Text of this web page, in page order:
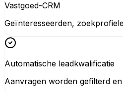
Vastgoed-CRM
Geïnteresseerden,
Automatische leadkwalificatie
Aanvragen worden gefilterd